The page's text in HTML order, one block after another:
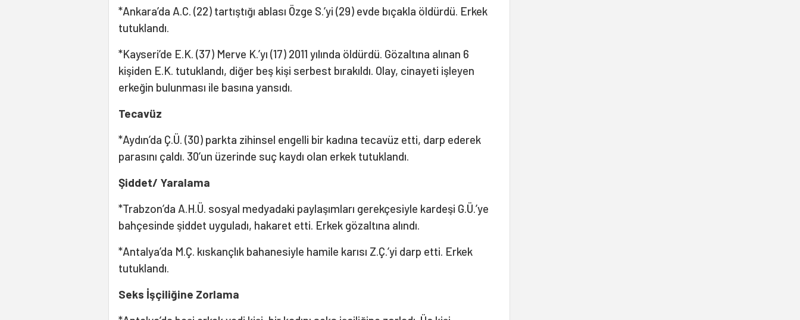
*Ankara’da A.C. (22) tartıştığı ablası Özge S.’yi (29) evde bıçakla öldürdü. Erkek
tutuklandı.
*Kayseri’de E.K. (37) Merve K.’yı (17) 2011 yılında öldürdü. Gözaltına alınan 6
kişiden E.K. tutuklandı, diğer beş kişi serbest bırakıldı. Olay, cinayeti işleyen
erkeğin bulunması ile basına yansıdı.
Tecavüz
*Aydın’da Ç.Ü. (30) parkta zihinsel engelli bir kadına tecavüz etti, darp ederek
parasını çaldı. 30’un üzerinde suç kaydı olan erkek tutuklandı.
Şiddet/ Yaralama
*Trabzon’da A.H.Ü. sosyal medyadaki paylaşımları gerekçesiyle kardeşi G.Ü.’ye
bahçesinde şiddet uyguladı, hakaret etti. Erkek gözaltına alındı.
*Antalya’da M.Ç. kıskançlık bahanesiyle hamile karısı Z.Ç.’yi darp etti. Erkek
tutuklandı.
Seks İşçiliğine Zorlama